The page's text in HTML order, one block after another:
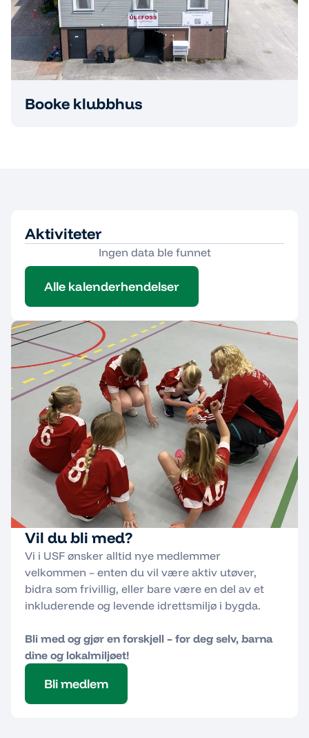
Booke klubbhus
Aktiviteter
Ingen data ble funnet
Alle kalenderhendelser
Vil du bli med?
Vi i USF ønsker alltid nye medlemmer
velkommen – enten du vil være aktiv utøver,
bidra som frivillig, eller bare være en del av et
inkluderende og levende idrettsmiljø i bygda.
Bli med og gjør en forskjell – for deg selv, barna
dine og lokalmiljøet!
Bli medlem